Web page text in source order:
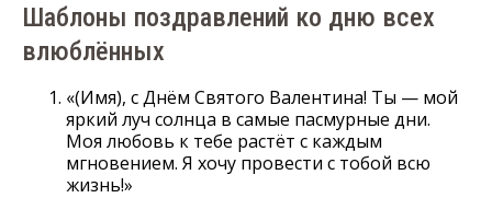
Шаблоны поздравлений ко дню всех
влюблённых
«(Имя), с Днём Святого Валентина! Ты — мой
яркий луч солнца в самые пасмурные дни.
Моя любовь к тебе растёт с каждым
мгновением. Я хочу провести с тобой всю
жизнь!»